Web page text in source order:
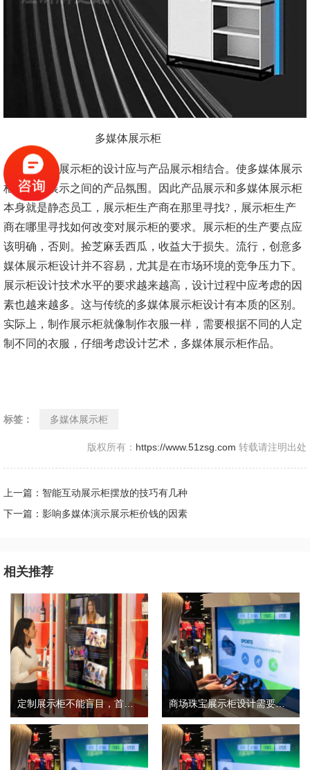
多媒体展示柜
多媒体展示柜的设计应与产品展示相结合。使多媒体展示
柜与产品展示之间的产品氛围。因此产品展示和多媒体展示柜
本身就是静态员工，展示柜生产商在那里寻找?，展示柜生产
商在哪里寻找如何改变对展示柜的要求。展示柜的生产要点应
该明确，否则。捡芝麻丢西瓜，收益大于损失。流行，创意多
媒体展示柜设计并不容易，尤其是在市场环境的竞争压力下。
展示柜设计技术水平的要求越来越高，设计过程中应考虑的因
素也越来越多。这与传统的多媒体展示柜设计有本质的区别。
实际上，制作展示柜就像制作衣服一样，需要根据不同的人定
制不同的衣服，仔细考虑设计艺术，多媒体展示柜作品。
标签： 多媒体展示柜
版权所有： https://www.51zsg.com 转载请注明出处
上一篇：智能互动展示柜摆放的技巧有几种
下一篇：影响多媒体演示展示柜价钱的因素
相关推荐
定制展示柜不能盲目，首先要考虑这几点 商场珠宝展示柜设计需要考虑三个因素和细节